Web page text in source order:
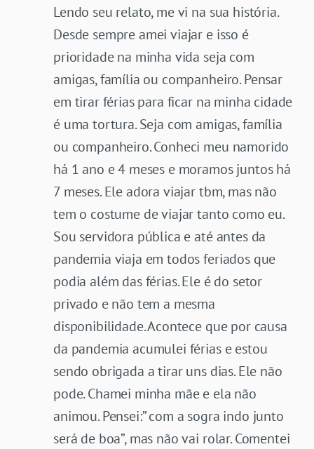
Lendo seu relato, me vi na sua história.
Desde sempre amei viajar e isso é
prioridade na minha vida seja com
amigas, família ou companheiro. Pensar
em tirar férias para ficar na minha cidade
é uma tortura. Seja com amigas, família
ou companheiro. Conheci meu namorido
há 1 ano e 4 meses e moramos juntos há
7 meses. Ele adora viajar tbm, mas não
tem o costume de viajar tanto como eu.
Sou servidora pública e até antes da
pandemia viaja em todos feriados que
podia além das férias. Ele é do setor
privado e não tem a mesma
disponibilidade. Acontece que por causa
da pandemia acumulei férias e estou
sendo obrigada a tirar uns dias. Ele não
pode. Chamei minha mãe e ela não
animou. Pensei:” com a sogra indo junto
será de boa”, mas não vai rolar. Comentei